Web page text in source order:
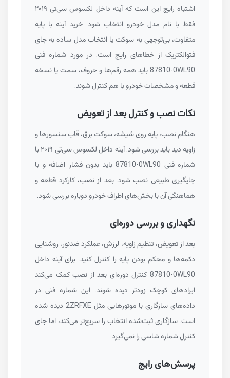
اشتباه رایج این است که آینه داخل لکسوس سی‌تی ۲۰۱۹
فقط با نام مدل خودرو انتخاب شود. خرید آینه با پایه
متفاوت، بی‌توجهی به سوکت یا انتخاب مدل ساده به جای
فتوالکتریک از خطاهای رایج است. در مورد شماره فنی
87810-0WL90باید همه رقم‌ها و حروف، سمت یا نسخه
قطعه و مشخصات خودرو با هم کنترل شوند.
نکات نصب و کنترل بعد از تعویض
هنگام نصب، پایه روی شیشه، سوکت برق، قاب سنسورها و
زاویه دید باید بررسی شود. آینه داخل لکسوس سی‌تی ۲۰۱۹ با
شماره فنی87810-0WL90باید بدون فشار اضافه و با
جایگیری طبیعی نصب شود. بعد از نصب، کارکرد قطعه و
هماهنگی آن با بخش‌های اطراف خودرو دوباره بررسی شود.
نگهداری و بررسی دوره‌ای
بعد از تعویض، تنظیم زاویه، لرزش، عملکرد ضدنور، روشنایی
دکمه‌ها و محکم بودن پایه را کنترل کنید. برای آینه داخل
87810-0WL90کنترل دوره‌ای بعد از نصب کمک می‌کند
ایرادهای کوچک زودتر دیده شوند. این شماره فنی در
داده‌های سازگاری با موتورهایی مثل2ZRFXEدیده شده
است. سازگاری ثبت‌شده انتخاب را سریع‌تر می‌کند، اما جای
کنترل شماره شاسی را نمی‌گیرد.
پرسش‌های رایج